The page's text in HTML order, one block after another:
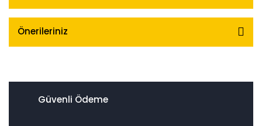
Önerileriniz
Güvenli Ödeme